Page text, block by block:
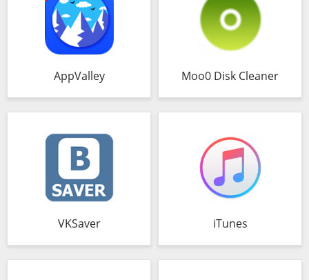
AppValley Moo0 Disk Cleaner
VKSaver iTunes